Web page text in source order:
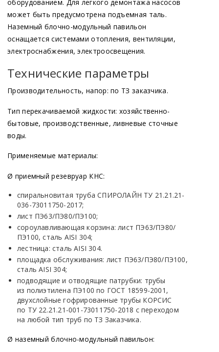
оборудованием. Для легкого демонтажа насосов
может быть предусмотрена подъемная таль.
Наземный блочно-модульный павильон
оснащается системами отопления, вентиляции,
электроснабжения, электроосвещения.
Технические параметры
Производительность, напор: по ТЗ заказчика.
Тип перекачиваемой жидкости: хозяйственно-
бытовые, производственные, ливневые сточные
воды.
Применяемые материалы:
Ø приемный резевруар КНС:
спиральновитая труба СПИРОЛАЙН ТУ 21.21.21-
036-73011750-2017;
лист ПЭ63/ПЭ80/ПЭ100;
сороулавливающая корзина: лист ПЭ63/ПЭ80/
ПЭ100, сталь AISI 304;
лестница: сталь AISI 304.
площадка обслуживания: лист ПЭ63/ПЭ80/ПЭ100,
сталь AISI 304;
подводящие и отводящие патрубки: трубы
из полиэтилена ПЭ100 по ГОСТ 18599-2001,
двухслойные гофрированные трубы КОРСИС
по ТУ 22.21.21-001-73011750-2018 с переходом
на любой тип труб по ТЗ Заказчика.
Ø наземный блочно-модульный павильон: